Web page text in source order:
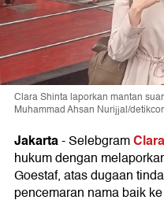
Clara Shinta laporkan mantan
Muhammad Ahsan Nurijjal/
Jakarta-Selebgram
hukum dengan
Goestaf, atas dugaan
pencemaran nama baik